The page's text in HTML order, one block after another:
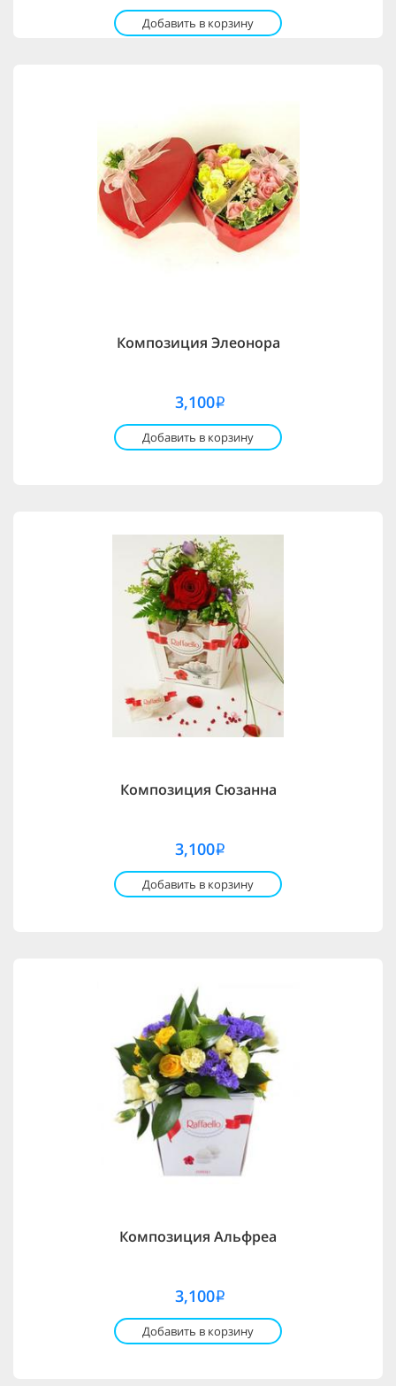
Добавить в корзину
Композиция Элеонора
3,100i
Добавить в корзину
Композиция Сюзанна
3,100i
Добавить в корзину
Композиция Альфреа
3,100i
Добавить в корзину